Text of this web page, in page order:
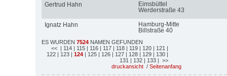
Gertrud Hahn
Eimsbüttel
Werderstraße 43
Ignatz Hahn
Hamburg-Mitte
Billstraße 40
ES WURDEN 7524 NAMEN GEFUNDEN
<< | 114 | 115 | 116 | 117 | 118 | 119 | 120 | 121 |
122 | 123 | 124 | 125 | 126 | 127 | 128 | 129 | 130 |
131 | 132 | 133 | >>
druckansicht / Seitenanfang